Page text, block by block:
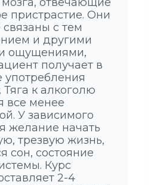
пристрастие. Они
с тем
и другими
ощущениями,
получает в
употребления
Тяга к алкоголю
все менее
У зависимого
желание начать
трезвую жизнь,
сон, состояние
Курс
2-4